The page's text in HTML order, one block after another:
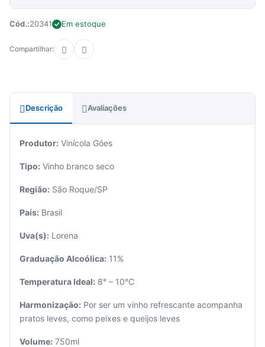
Seu
carrinho
está
vazio.
Adicione
Cód.:20341 Em estoque
Compartilhar:
Descrição Avaliações
Produtor: Vinícola Góes
Tipo: Vinho branco seco
Região: São Roque/SP
País: Brasil
Uva(s): Lorena
Graduação Alcoólica: 11%
Temperatura Ideal: 8° – 10°C
Harmonização: Por ser um vinho refrescante acompanha
pratos leves, como peixes e queijos leves
Volume: 750ml